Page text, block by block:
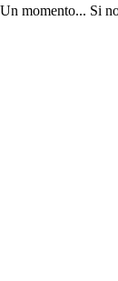
Un momento... Si